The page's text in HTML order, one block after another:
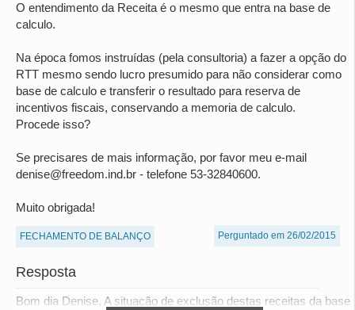
O entendimento da Receita é o mesmo que entra na base de
calculo.
Na época fomos instruídas (pela consultoria) a fazer a opção do
RTT mesmo sendo lucro presumido para não considerar como
base de calculo e transferir o resultado para reserva de
incentivos fiscais, conservando a memoria de calculo.
Procede isso?
Se precisares de mais informação, por favor meu e-mail
denise@freedom.ind.br - telefone 53-32840600.
Muito obrigada!
FECHAMENTO DE BALANÇO Perguntado em 26/02/2015
Resposta
Bom dia Denise, A situação de exclusão destas receitas da base